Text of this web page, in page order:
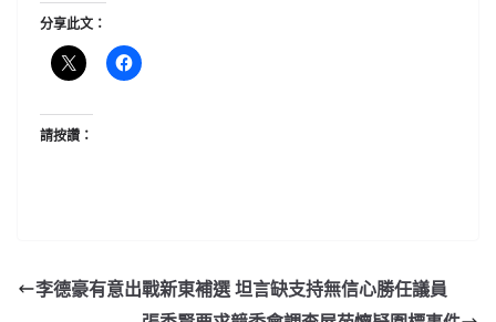
分享此文：
請按讚：
李德豪有意出戰新東補選 坦言缺支持無信心勝任議員